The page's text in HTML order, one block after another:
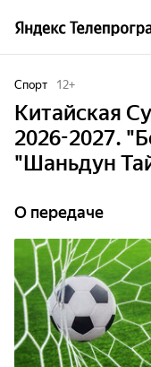
Спорт 12+
Китайская
2026-2027.
"Шаньдун
О передаче